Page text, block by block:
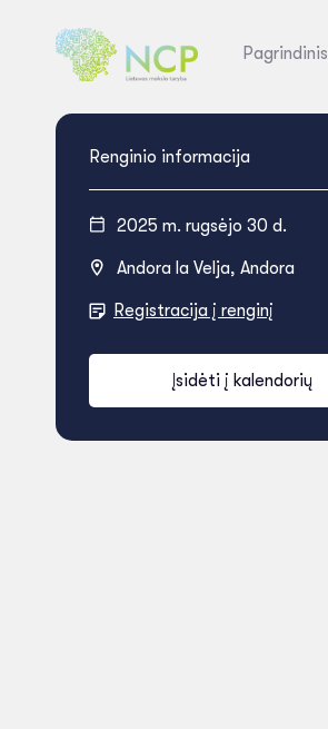
Pagrindinis
Renginio informacija
2025 m. rugsėjo 30 d.
Andora la Velja, Andora
Registracija į renginį
Įsidėti į kalendorių